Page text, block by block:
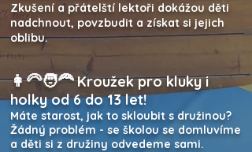
Zkušení a přátelští lektoři dokážou děti
nadchnout, povzbudit a získat si jejich
oblibu.
👩‍🦳🧑‍🦰Kroužek pro kluky i
holky od 6 do 13 let!
Máte starost, jak to skloubit s družinou?
Žádný problém - se školou se domluvíme
a děti si z družiny odvedeme sami.